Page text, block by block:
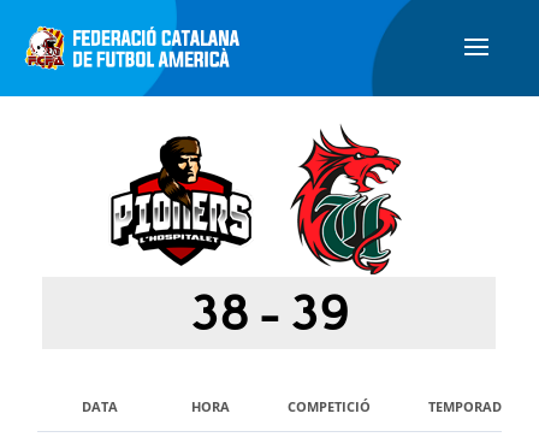
38 - 39
DATA HORA COMPETICIÓ TEMPORADA